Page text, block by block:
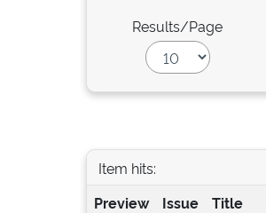
Results/Page
Item hits:
Preview
Issue
Title